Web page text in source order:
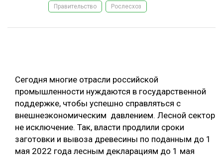
ОБРАБОТКА ДРЕВЕСИНЫ
ЛОГИСТИКА
ПРОИЗВОДСТВО ДРЕВЕСНЫХ ПЛИТ
КОМПЛЕКСНАЯ ПЕРЕРАБОТКА
ПОДБОРКИ СТАТЕЙ
Правительство Рослесхоз
Сегодня многие отрасли российской
промышленности нуждаются в государственной
поддержке, чтобы успешно справляться с
внешнеэкономическим давлением. Лесной сектор
не исключение. Так, власти продлили сроки
заготовки и вывоза древесины по поданным до 1
мая 2022 года лесным декларациям до 1 мая